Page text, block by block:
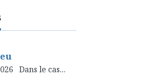
Dans le cas...